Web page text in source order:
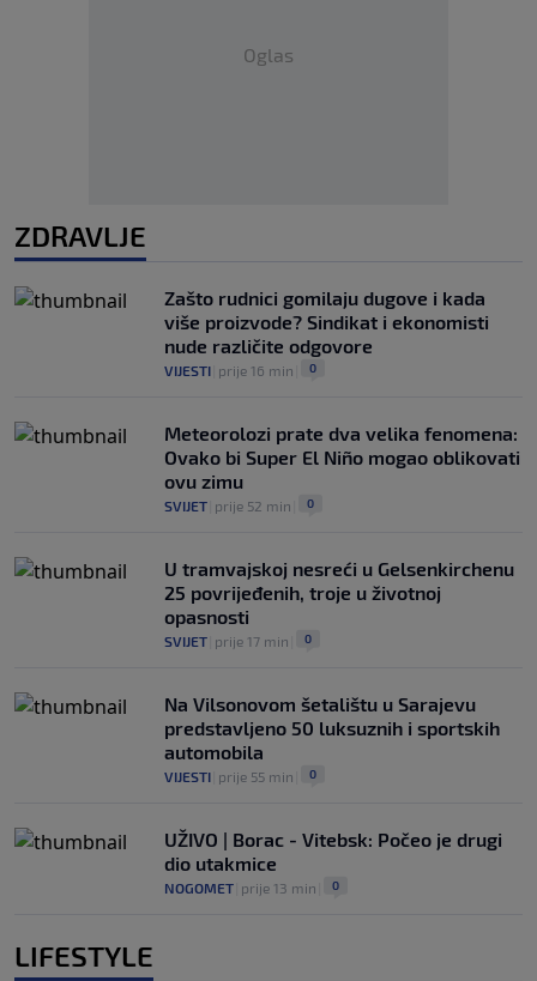
Oglas
ZDRAVLJE
Zašto rudnici gomilaju dugove i kada
više proizvode? Sindikat i ekonomisti
nude različite odgovore
VIJESTI prije 16 min 0
Meteorolozi prate dva velika fenomena:
Ovako bi Super El Niño mogao oblikovati
ovu zimu
SVIJET prije 52 min 0
U tramvajskoj nesreći u Gelsenkirchenu
25 povrijeđenih, troje u životnoj
opasnosti
SVIJET prije 17 min 0
Na Vilsonovom šetalištu u Sarajevu
predstavljeno 50 luksuznih i sportskih
automobila
VIJESTI prije 55 min 0
UŽIVO | Borac - Vitebsk: Počeo je drugi
dio utakmice
NOGOMET prije 13 min 0
LIFESTYLE